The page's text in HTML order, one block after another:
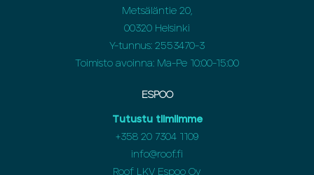
Metsäläntie 20,
00320 Helsinki
Y-tunnus: 2553470-3
Toimisto avoinna: Ma-Pe 10:00-15:00
ESPOO
Tutustu tiimiimme
+358 20 7304 1109
info@roof.fi
Roof LKV Espoo Oy